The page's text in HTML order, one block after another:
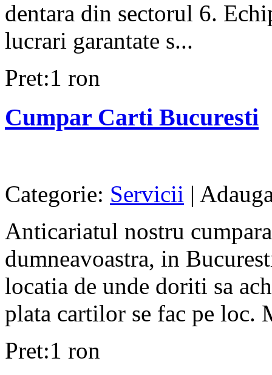
dentara din sectorul 6.
lucrari garantate s...
Pret:1 ron
Cumpar Carti Bucuresti
Categorie: Servicii |
Anticariatul nostru
dumneavoastra, in
locatia de unde doriti sa
plata cartilor se fac pe loc.
Pret:1 ron